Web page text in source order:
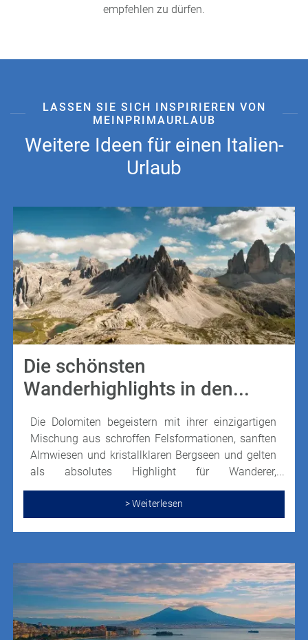
empfehlen zu dürfen.
LASSEN SIE SICH INSPIRIEREN VON
MEINPRIMAURLAUB
Weitere Ideen für einen Italien-
Urlaub
Die schönsten
Wanderhighlights in den...
Die Dolomiten begeistern mit ihrer einzigartigen
Mischung aus schroffen Felsformationen, sanften
Almwiesen und kristallklaren Bergseen und gelten
als absolutes Highlight für Wanderer,
Naturliebhaber und Outdoor-Enthusiasten.
> Weiterlesen